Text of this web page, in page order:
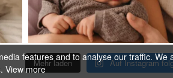
Mehr laden Auf Instagram
features and to analyse our traffic.
View more